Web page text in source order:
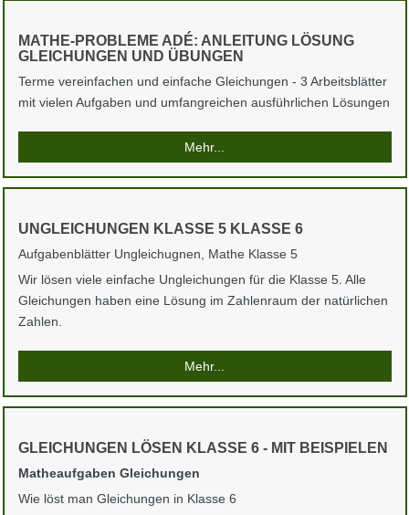
MATHE-PROBLEME ADÉ: ANLEITUNG LÖSUNG
GLEICHUNGEN UND ÜBUNGEN
Terme vereinfachen und einfache Gleichungen - 3 Arbeitsblätter
mit vielen Aufgaben und umfangreichen ausführlichen Lösungen
Mehr...
UNGLEICHUNGEN KLASSE 5 KLASSE 6
Aufgabenblätter Ungleichugnen, Mathe Klasse 5
Wir lösen viele einfache Ungleichungen für die Klasse 5. Alle
Gleichungen haben eine Lösung im Zahlenraum der natürlichen
Zahlen.
Mehr...
GLEICHUNGEN LÖSEN KLASSE 6 - MIT BEISPIELEN
Matheaufgaben Gleichungen
Wie löst man Gleichungen in Klasse 6